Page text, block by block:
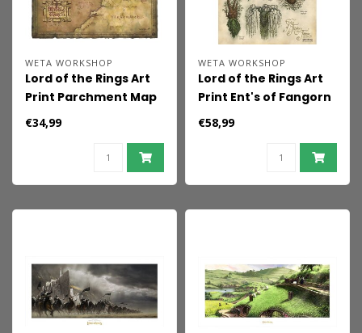
WETA WORKSHOP
Lord of the Rings Art
Print Parchment Map
of Middle-earth 59 x
€34,99
WETA WORKSHOP
Lord of the Rings Art
Print Ent's of Fangorn
Forest 59 x 30 cm
€58,99